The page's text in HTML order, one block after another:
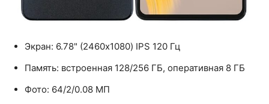
Экран: 6.78" (2460x1080) IPS 120 Гц
Память: встроенная 128/256 ГБ, оперативная 8 ГБ
Фото: 64/2/0.08 МП